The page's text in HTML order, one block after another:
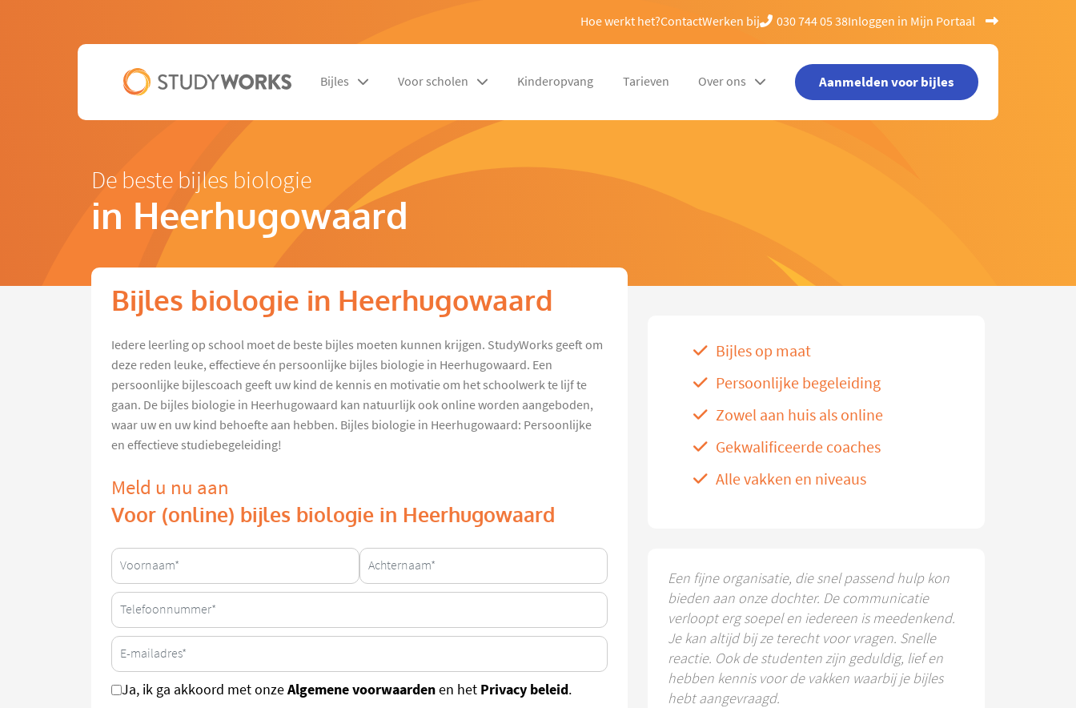
Hoe werkt het?ContactWerken bij 030 744 05 38Inloggen in Mijn Portaal
Bijles Voor scholen Kinderopvang Tarieven Over ons Aanmelden voor bijles
De beste bijles biologie
in Heerhugowaard
Bijles biologie in Heerhugowaard
Iedere leerling op school moet de beste bijles moeten kunnen krijgen. StudyWorks geeft om
deze reden leuke, effectieve én persoonlijke bijles biologie in Heerhugowaard. Een
persoonlijke bijlescoach geeft uw kind de kennis en motivatie om het schoolwerk te lijf te
gaan. De bijles biologie in Heerhugowaard kan natuurlijk ook online worden aangeboden,
waar uw en uw kind behoefte aan hebben. Bijles biologie in Heerhugowaard: Persoonlijke
en effectieve studiebegeleiding!
Meld u nu aan
Voor (online) bijles biologie in Heerhugowaard
Ja, ik ga akkoord met onzeAlgemene voorwaardenen het Privacy beleid.
Bijles op maat
Persoonlijke begeleiding
Zowel aan huis als online
Gekwalificeerde coaches
Alle vakken en niveaus
Een fijne organisatie, die snel passend hulp kon
bieden aan onze dochter. De communicatie
verloopt erg soepel en iedereen is meedenkend.
Je kan altijd bij ze terecht voor vragen. Snelle
reactie. Ook de studenten zijn geduldig, lief en
hebben kennis voor de vakken waarbij je bijles
hebt aangevraagd.